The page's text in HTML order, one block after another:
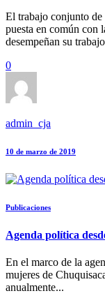
El trabajo conjunto
puesta en común con
desempeñan su
0
admin_cja
10 de marzo de 2019
Publicaciones
Agenda política
En el marco de la
mujeres de
anualmente...